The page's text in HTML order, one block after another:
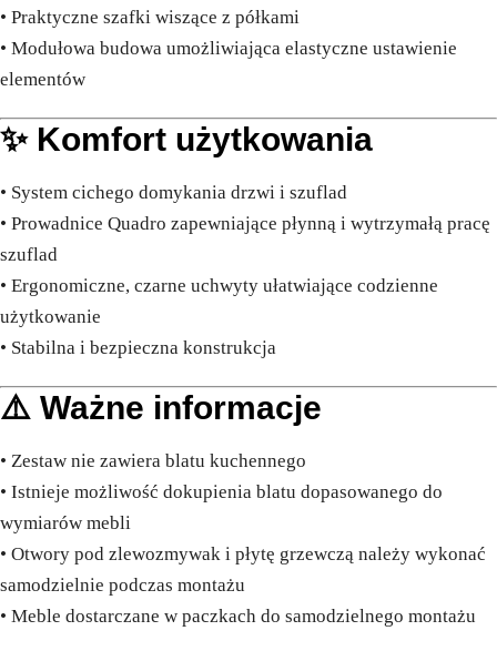
• Praktyczne szafki wiszące z półkami
• Modułowa budowa umożliwiająca elastyczne ustawienie
elementów
✨ Komfort użytkowania
• System cichego domykania drzwi i szuflad
• Prowadnice Quadro zapewniające płynną i wytrzymałą pracę
szuflad
• Ergonomiczne, czarne uchwyty ułatwiające codzienne
użytkowanie
• Stabilna i bezpieczna konstrukcja
⚠️ Ważne informacje
• Zestaw nie zawiera blatu kuchennego
• Istnieje możliwość dokupienia blatu dopasowanego do
wymiarów mebli
• Otwory pod zlewozmywak i płytę grzewczą należy wykonać
samodzielnie podczas montażu
• Meble dostarczane w paczkach do samodzielnego montażu